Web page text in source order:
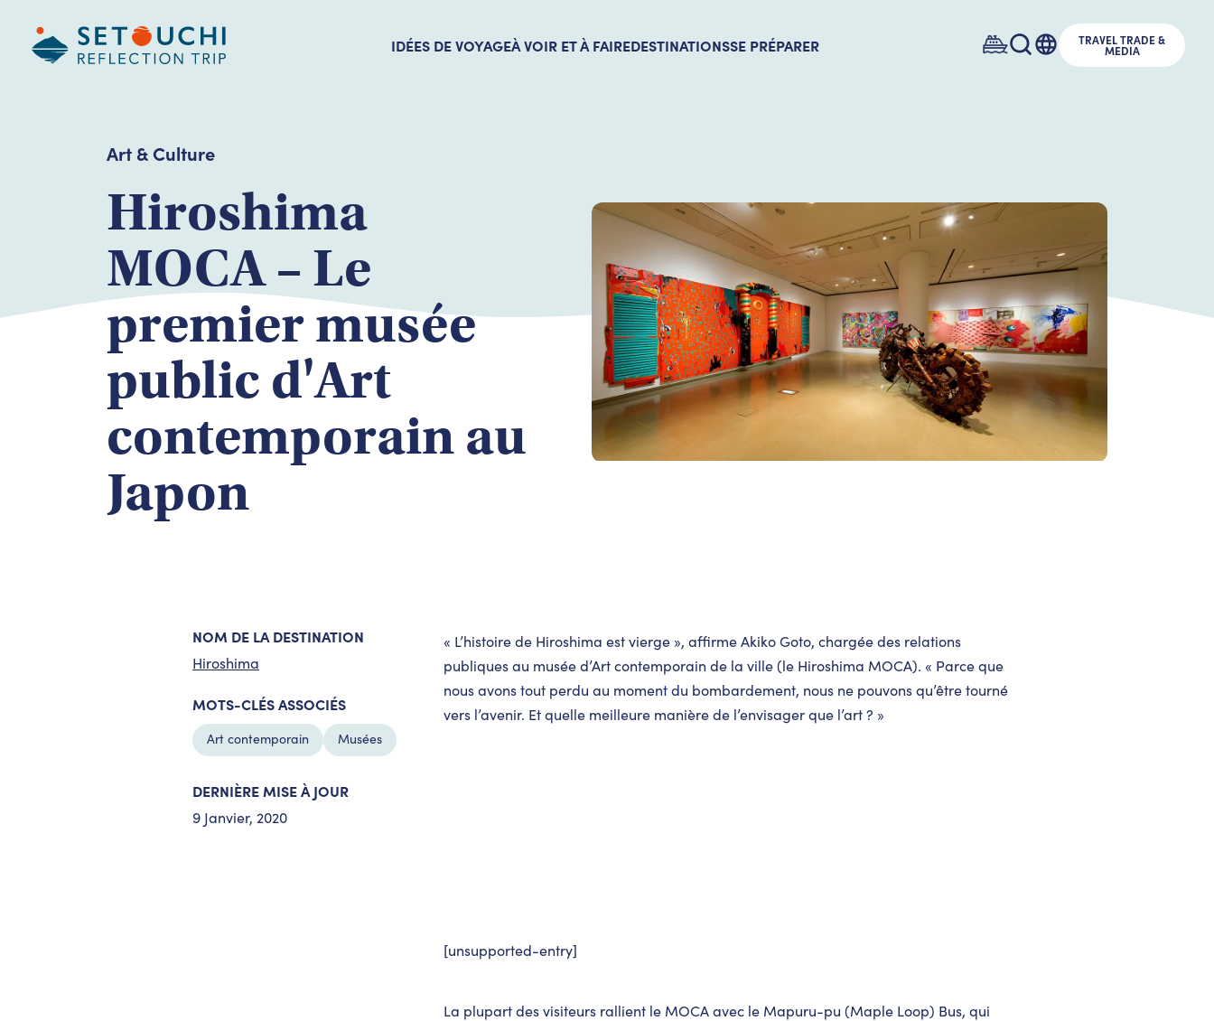
IDÉES DE VOYAGEÀ VOIR ET À FAIREDESTINATIONSSE PRÉPARER TRAVEL TRADE &
MEDIA
Art & Culture
Hiroshima
MOCA – Le
premier musée
public d'Art
contemporain au
Japon
NOM DE LA DESTINATION
Hiroshima
MOTS-CLÉS ASSOCIÉS
Art contemporain Musées
DERNIÈRE MISE À JOUR
9 Janvier, 2020
« L’histoire de Hiroshima est vierge », affirme Akiko Goto, chargée des relations
publiques au musée d’Art contemporain de la ville (le Hiroshima MOCA). « Parce que
nous avons tout perdu au moment du bombardement, nous ne pouvons qu’être tourné
vers l’avenir. Et quelle meilleure manière de l’envisager que l’art ? »
[unsupported-entry]
La plupart des visiteurs rallient le MOCA avec le Mapuru-pu (Maple Loop) Bus, qui